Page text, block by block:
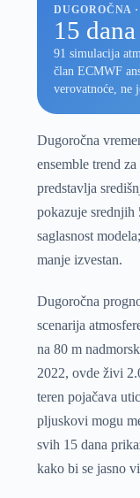
DUGOROČNA
15 dana
91 simulacija
član ECMWF
verovatnoće, ne
Dugoročna
ensemble trend
predstavlja
pokazuje srednjih
saglasnost
manje izvestan.
Dugoročna
scenarija
na 80 m
2022, ovde živi
teren pojačava
pljuskovi mogu
svih 15 dana
kako bi se jasno